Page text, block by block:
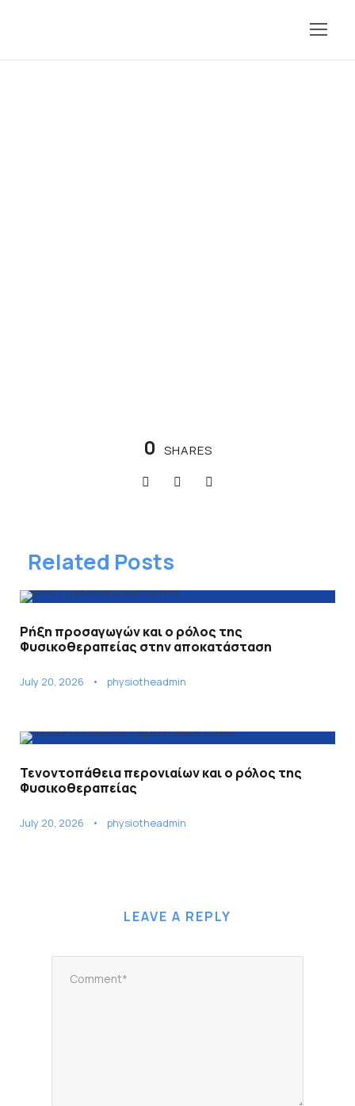
0 SHARES
Related Posts
Ρήξη προσαγωγών και ο ρόλος της
Φυσικοθεραπείας στην αποκατάσταση
July 20, 2026 • physiotheadmin
Τενοντοπάθεια περονιαίων και ο ρόλος της
Φυσικοθεραπείας
July 20, 2026 • physiotheadmin
LEAVE A REPLY